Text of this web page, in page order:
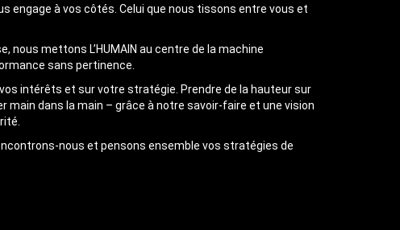
engage à vos côtés. Celui que nous tissons entre vous et
nous mettons L’HUMAIN au centre de la machine
sans pertinence.
intérêts et sur votre stratégie. Prendre de la hauteur sur
main dans la main – grâce à notre savoir-faire et une vision
nous et pensons ensemble vos stratégies de